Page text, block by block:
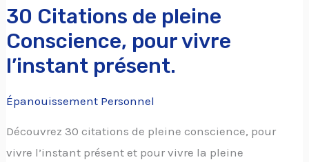
30 Citations de pleine
Conscience, pour vivre
l’instant présent.
Épanouissement Personnel
Découvrez 30 citations de pleine conscience, pour
vivre l’instant présent et pour vivre la pleine